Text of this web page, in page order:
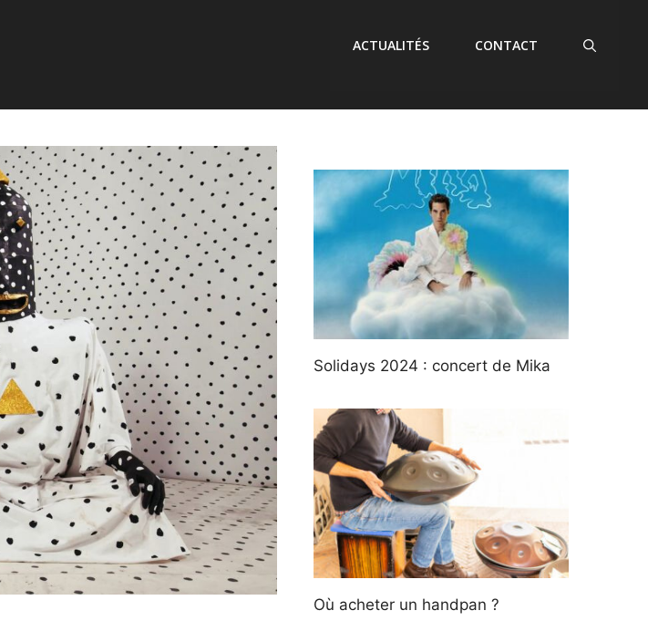
ACTUALITÉS CONTACT
Solidays 2024 : concert de Mika
Où acheter un handpan ?